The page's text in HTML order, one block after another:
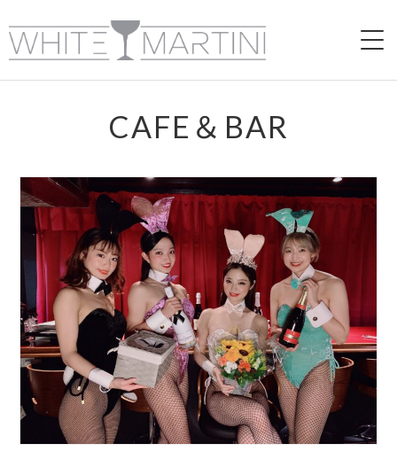
CAFE＆BAR
VIDEO
RECRUIT
CAFE＆BAR